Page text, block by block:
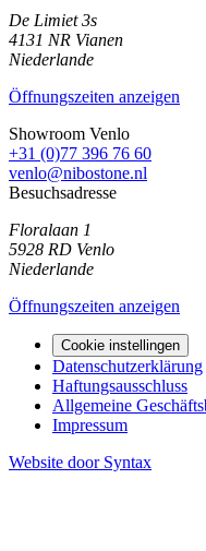
De Limiet 3s
4131 NR Vianen
Niederlande
Öffnungszeiten anzeigen
Showroom Venlo
+31 (0)77 396 76 60
venlo@nibostone.nl
Besuchsadresse
Floralaan 1
5928 RD Venlo
Niederlande
Öffnungszeiten anzeigen
Cookie instellingen
Datenschutzerklärung
Haftungsausschluss
Allgemeine
Impressum
Website door Syntax